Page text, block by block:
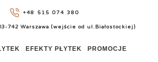
+48 515 074 380
742 Warszawa (wejście od ul.Białostockiej)
EFEKTY PŁYTEK PROMOCJE